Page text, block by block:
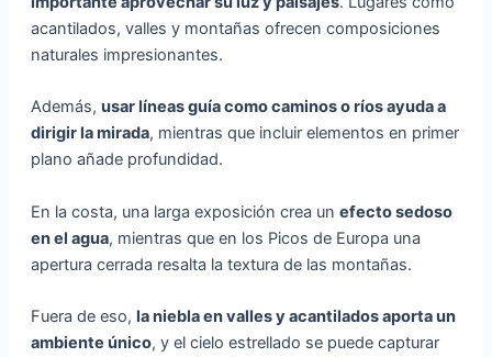
acantilados, valles y montañas ofrecen composiciones
naturales impresionantes.
Además, usar líneas guía como caminos o ríos ayuda a
dirigir la mirada, mientras que incluir elementos en primer
plano añade profundidad.
En la costa, una larga exposición crea un efecto sedoso
en el agua, mientras que en los Picos de Europa una
apertura cerrada resalta la textura de las montañas.
Fuera de eso, la niebla en valles y acantilados aporta un
ambiente único, y el cielo estrellado se puede capturar